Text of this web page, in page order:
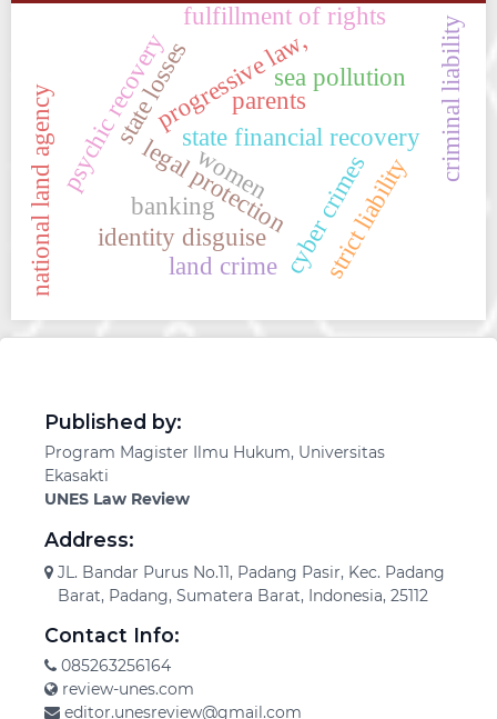
progressive law,
state financial recovery
state losses
legal protection
parents
psychic recovery
identity disguise
women cyber crimes
banking
criminal liability
land crime
national land agency
fulfillment of rights
strict liability
sea pollution
Published by:
Program Magister Ilmu Hukum, Universitas
Ekasakti
UNES Law Review
Address:
JL. Bandar Purus No.11, Padang Pasir, Kec. Padang
Barat, Padang, Sumatera Barat, Indonesia, 25112
Contact Info:
085263256164
review-unes.com
editor.unesreview@gmail.com